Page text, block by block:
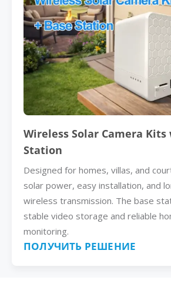
Wireless Solar Camera Kits
Station
Designed for homes, villas, and
solar power, easy installation, and
wireless transmission. The base
stable video storage and reliable
monitoring.
ПОЛУЧИТЬ РЕШЕНИЕ